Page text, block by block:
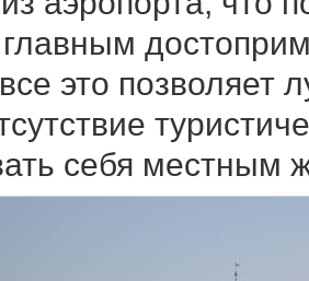
главным
это позволяет
себя местным